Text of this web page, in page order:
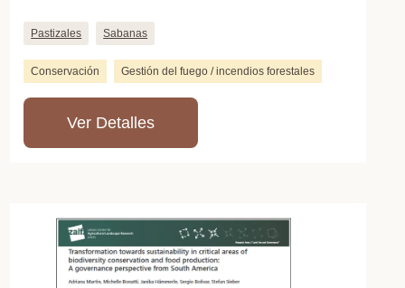
Pastizales Sabanas
Conservación Gestión del fuego / incendios forestales
Ver Detalles